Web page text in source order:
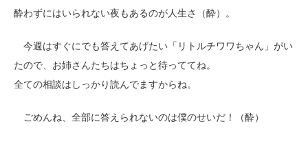
酔わずにはいられない夜もあるのが人生さ（酔）。
今週はすぐにでも答えてあげたい「リトルチワワちゃん」がい
たので、お姉さんたちはちょっと待っててね。
全ての相談はしっかり読んでますからね。
ごめんね、全部に答えられないのは僕のせいだ！（酔）